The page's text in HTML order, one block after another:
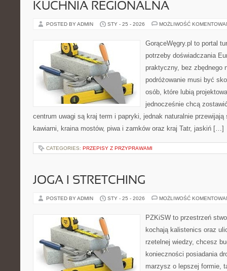
KUCHNIA REGIONALNA
POSTED BY ADMIN STY - 25 - 2026 MOŻLIWOŚĆ
GorąceWęgry.pl to portal
potrzeby doświadczania
praktyczny, bez zbędnego
podróżowanie musi być
osób, które lubią
jednocześnie chcą
centrum uwagi są kraj term i papryki, jednak naturalnie
kawiarni, kraina mostów, piwa i zamków oraz kraj Tatr, jaskiń […]
CATEGORIES: PRZEPISY Z PRZYPRAWAMI
JOGA I STRETCHING
POSTED BY ADMIN STY - 25 - 2026 MOŻLIWOŚĆ
PZKiSW to przestrzeń
kochają kalistenics oraz
rzetelnej wiedzy, chcesz
konieczności posiadania
marzysz o lepszej formie,